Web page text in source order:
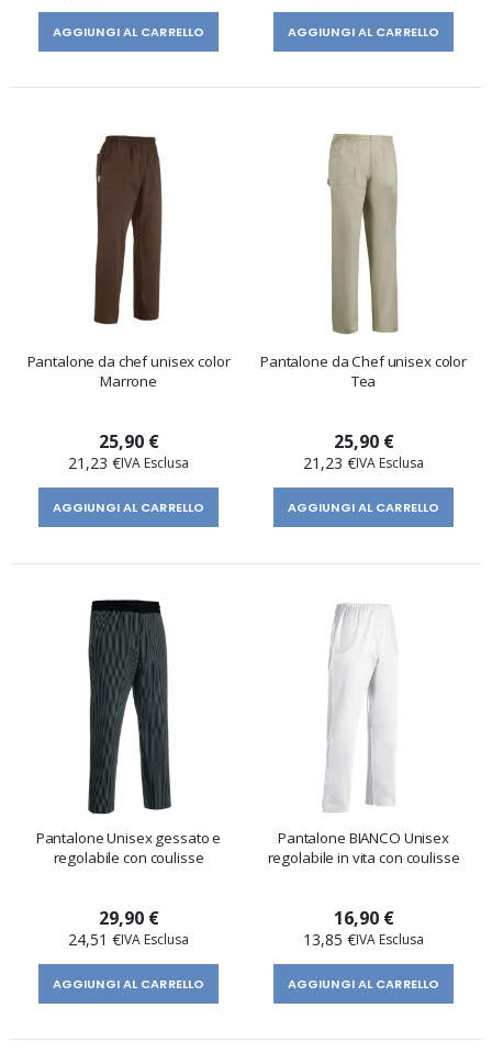
AGGIUNGI AL CARRELLO AGGIUNGI AL CARRELLO
Pantalone da chef unisex color
Marrone
25,90 €
21,23 €
AGGIUNGI AL CARRELLO
Pantalone da Chef unisex color
Tea
25,90 €
21,23 €
AGGIUNGI AL CARRELLO
Pantalone Unisex gessato e
regolabile con coulisse
29,90 €
24,51 €
AGGIUNGI AL CARRELLO
Pantalone BIANCO Unisex
regolabile in vita con coulisse
16,90 €
13,85 €
AGGIUNGI AL CARRELLO